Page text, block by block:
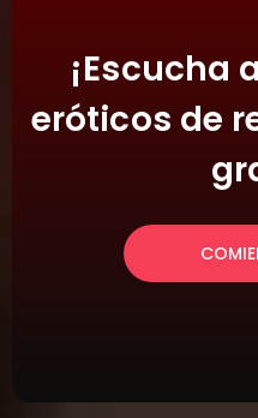
¡Escucha
eróticos de